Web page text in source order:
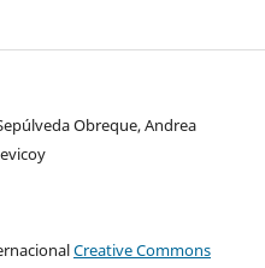
Obreque, Andrea
Creative Commons